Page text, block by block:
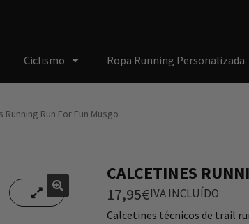
Ciclismo Ropa Running Personalizada
Running Run For Fun Musgo
🔍
🔍
CALCETINES
17,95€IVA INCLUÍDO
Calcetines técnicos de trail